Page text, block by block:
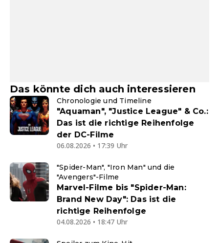
Das könnte dich auch interessieren
Chronologie und Timeline
"Aquaman", "Justice League" & Co.:
Das ist die richtige Reihenfolge
der DC-Filme
06.08.2026 • 17:39 Uhr
"Spider-Man", "Iron Man" und die
"Avengers"-Filme
Marvel-Filme bis "Spider-Man:
Brand New Day": Das ist die
richtige Reihenfolge
04.08.2026 • 18:47 Uhr